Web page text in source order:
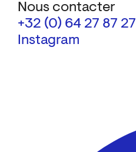
Nous contacter
+32 (0) 64 27 87 27
Instagram